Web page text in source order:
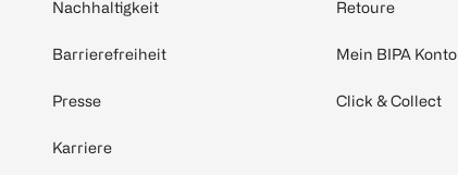
Nachhaltigkeit
Barrierefreiheit
Presse
Karriere
Retoure
Mein BIPA Konto
Click & Collect